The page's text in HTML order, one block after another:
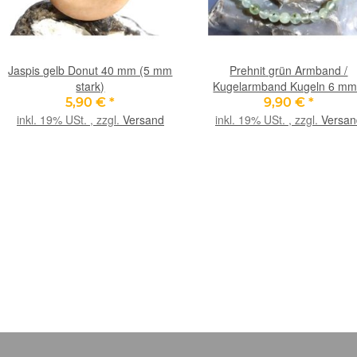
Jaspis gelb Donut 40 mm (5 mm
stark)
5,90 €*
inkl. 19% USt. , zzgl. Versand
Prehnit grün Armband /
Kugelarmband Kugeln 6
Sonderqualität - ca. 18-19 cm
9,90 € *
inkl. 19% USt. , zzgl.